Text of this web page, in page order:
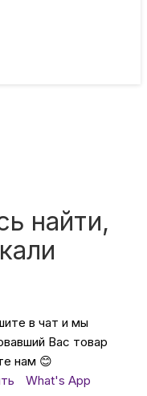
и отдых
найти,
в чат и мы
Вас товар
нам 😊
What's App